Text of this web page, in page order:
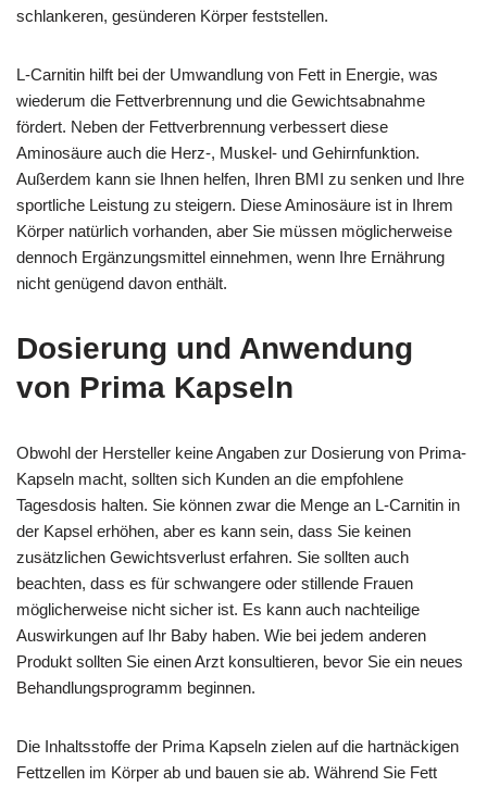
schlankeren, gesünderen Körper feststellen.
L-Carnitin hilft bei der Umwandlung von Fett in Energie, was
wiederum die Fettverbrennung und die Gewichtsabnahme
fördert. Neben der Fettverbrennung verbessert diese
Aminosäure auch die Herz-, Muskel- und Gehirnfunktion.
Außerdem kann sie Ihnen helfen, Ihren BMI zu senken und Ihre
sportliche Leistung zu steigern. Diese Aminosäure ist in Ihrem
Körper natürlich vorhanden, aber Sie müssen möglicherweise
dennoch Ergänzungsmittel einnehmen, wenn Ihre Ernährung
nicht genügend davon enthält.
Dosierung und Anwendung
von Prima Kapseln
Obwohl der Hersteller keine Angaben zur Dosierung von Prima-
Kapseln macht, sollten sich Kunden an die empfohlene
Tagesdosis halten. Sie können zwar die Menge an L-Carnitin in
der Kapsel erhöhen, aber es kann sein, dass Sie keinen
zusätzlichen Gewichtsverlust erfahren. Sie sollten auch
beachten, dass es für schwangere oder stillende Frauen
möglicherweise nicht sicher ist. Es kann auch nachteilige
Auswirkungen auf Ihr Baby haben. Wie bei jedem anderen
Produkt sollten Sie einen Arzt konsultieren, bevor Sie ein neues
Behandlungsprogramm beginnen.
Die Inhaltsstoffe der Prima Kapseln zielen auf die hartnäckigen
Fettzellen im Körper ab und bauen sie ab. Während Sie Fett